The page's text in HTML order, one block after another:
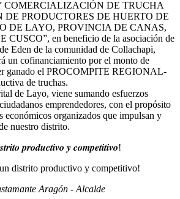
COMERCIALIZACIÓN DE TRUCHA
PRODUCTORES DE HUERTO DE
DE LAYO, PROVINCIA DE CANAS,
en beneficio de la asociación de
Eden de la comunidad de Collachapi,
un cofinanciamiento por el monto de
ganado el PROCOMPITE REGIONAL-
de truchas.
de Layo, viene sumando esfuerzos
emprendedores, con el propósito
económicos organizados que impulsan y
nuestro distrito.
𝒑𝒓𝒐𝒅𝒖𝒄𝒕𝒊𝒗𝒐 𝒚 𝒄𝒐𝒎𝒑𝒆𝒕𝒊𝒕𝒊𝒗𝒐!
distrito productivo y competitivo!
Aragón - Alcalde